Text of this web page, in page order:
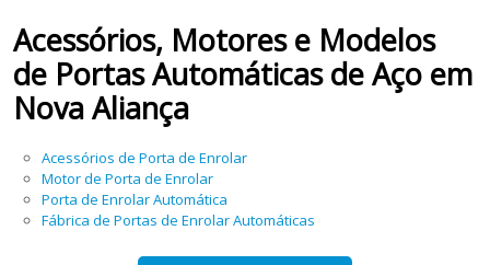
Acessórios, Motores e Modelos
de Portas Automáticas de Aço em
Nova Aliança
Acessórios de Porta de Enrolar
Motor de Porta de Enrolar
Porta de Enrolar Automática
Fábrica de Portas de Enrolar Automáticas